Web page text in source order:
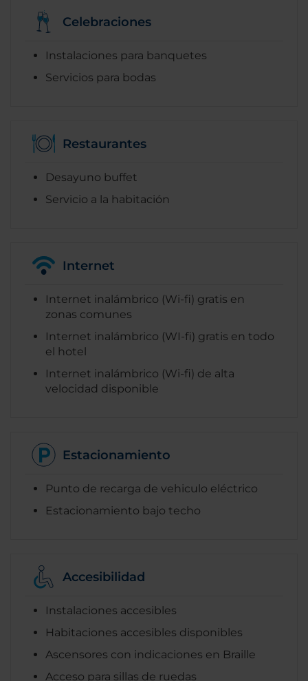
Celebraciones
Instalaciones para banquetes
Servicios para bodas
Restaurantes
Desayuno buffet
Servicio a la habitación
Internet
Internet inalámbrico (Wi-fi) gratis en
zonas comunes
Internet inalámbrico (WI-fi) gratis en todo
el hotel
Internet inalámbrico (Wi-fi) de alta
velocidad disponible
Estacionamiento
Punto de recarga de vehiculo eléctrico
Estacionamiento bajo techo
Accesibilidad
Instalaciones accesibles
Habitaciones accesibles disponibles
Ascensores con indicaciones en Braille
Acceso para sillas de ruedas